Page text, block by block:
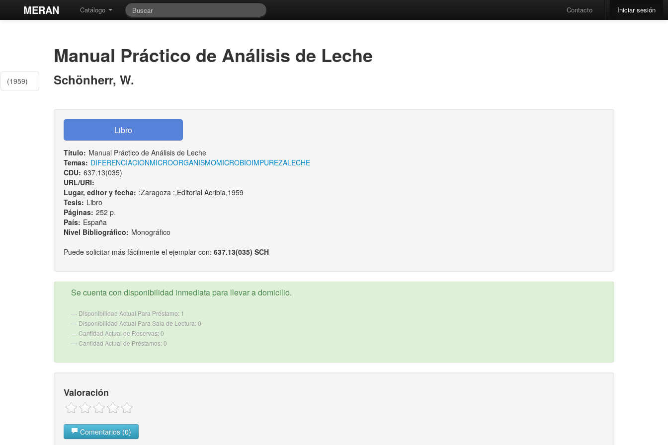
MERAN Catálogo Contacto Iniciar sesión
(1959)
Manual Práctico de Análisis de Leche
Schönherr, W.
Título: Manual Práctico de Análisis de Leche
Temas: DIFERENCIACIONMICROORGANISMOMICROBIOIMPUREZALECHE
CDU: 637.13(035)
URL/URI:
Lugar, editor y fecha: :Zaragoza :,Editorial Acribia,1959
Tesis: Libro
Páginas: 252 p.
País: España
Nivel Bibliográfico: Monográfico
Puede solicitar más fácilmente el ejemplar con: 637.13(035) SCH
Se cuenta con disponibilidad inmediata para llevar a domicilio.
Disponibilidad Actual Para Préstamo: 1
Disponibilidad Actual Para Sala de Lectura: 0
Cantidad Actual de Reservas: 0
Cantidad Actual de Préstamos: 0
Valoración
Comentarios (0)